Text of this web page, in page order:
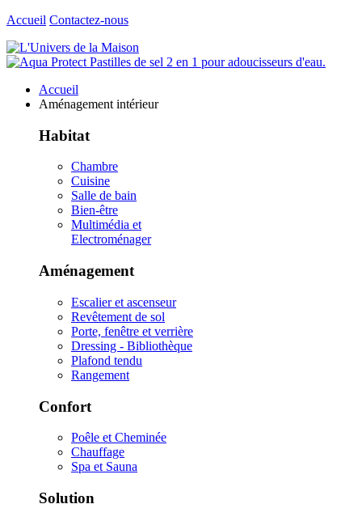
Accueil Contactez-nous
Accueil
Aménagement intérieur
Habitat
Chambre
Cuisine
Salle de bain
Bien-être
Multimédia et
Electroménager
Aménagement
Escalier et ascenseur
Revêtement de sol
Porte, fenêtre et verrière
Dressing - Bibliothèque
Plafond tendu
Rangement
Confort
Poêle et Cheminée
Chauffage
Spa et Sauna
Solution